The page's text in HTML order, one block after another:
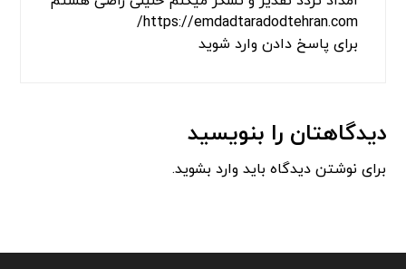
سلام من چند سری تو راه اردبیل پارس آباد موندم
واقعا دست تمام کارکنان امداد خودرو تردد اردبیل
درد نکنه زنگ زدم خیلی زود رسیدن ممنون از